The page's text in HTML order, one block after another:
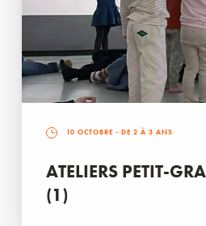
10 OCTOBRE - DE 2 À 3 ANS
ATELIERS PETIT-
(1)